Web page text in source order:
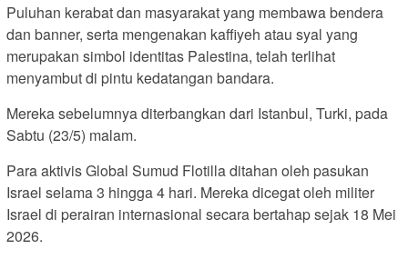
Puluhan kerabat dan masyarakat yang membawa bendera
dan banner, serta mengenakan kaffiyeh atau syal yang
merupakan simbol identitas Palestina, telah terlihat
menyambut di pintu kedatangan bandara.
Mereka sebelumnya diterbangkan dari Istanbul, Turki, pada
Sabtu (23/5) malam.
Para aktivis Global Sumud Flotilla ditahan oleh pasukan
Israel selama 3 hingga 4 hari. Mereka dicegat oleh militer
Israel di perairan internasional secara bertahap sejak 18 Mei
2026.